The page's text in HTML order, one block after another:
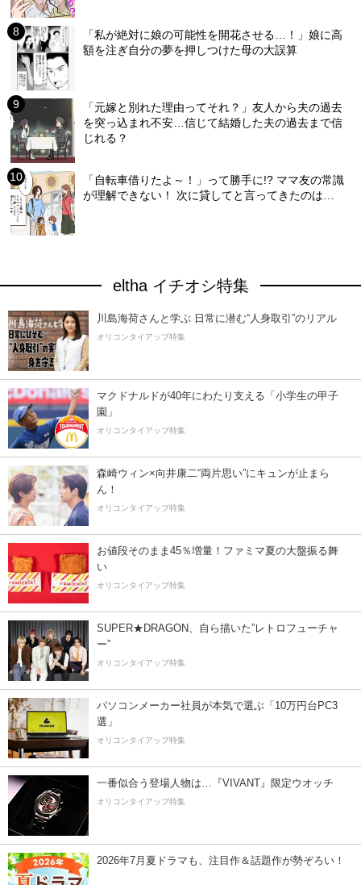
「私が絶対に娘の可能性を開花させる…！」娘に高
額を注ぎ自分の夢を押しつけた母の大誤算
「元嫁と別れた理由ってそれ？」友人から夫の過去
を突っ込まれ不安…信じて結婚した夫の過去まで信
じれる？
「自転車借りたよ～！」って勝手に!? ママ友の常識
が理解できない！ 次に貸してと言ってきたのは…
eltha イチオシ特集
川島海荷さんと学ぶ 日常に潜む“人身取引”のリアル
オリコンタイアップ特集
マクドナルドが40年にわたり支える「小学生の甲子
園」
オリコンタイアップ特集
森崎ウィン×向井康二“両片思い”にキュンが止まら
ん！
オリコンタイアップ特集
お値段そのまま45％増量！ファミマ夏の大盤振る舞
い
オリコンタイアップ特集
SUPER★DRAGON、自ら描いた”レトロフューチャ
ー”
オリコンタイアップ特集
パソコンメーカー社員が本気で選ぶ「10万円台PC3
選」
オリコンタイアップ特集
一番似合う登場人物は…『VIVANT』限定ウオッチ
オリコンタイアップ特集
2026年7月夏ドラマも、注目作＆話題作が勢ぞろい！